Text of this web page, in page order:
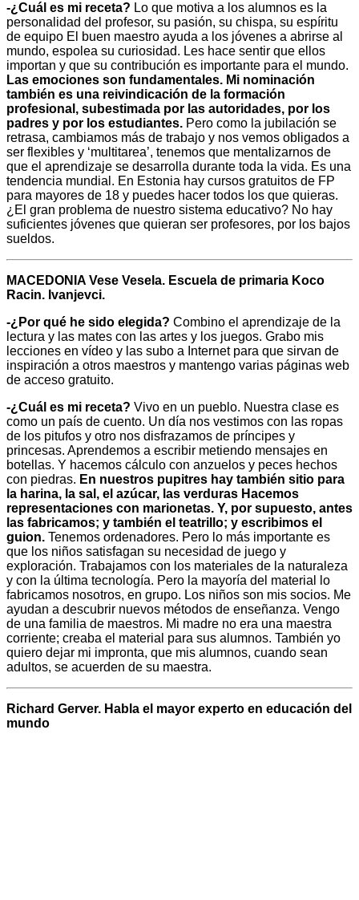
-¿Cuál es mi receta? Lo que motiva a los alumnos es la
personalidad del profesor, su pasión, su chispa, su espíritu
de equipo El buen maestro ayuda a los jóvenes a abrirse al
mundo, espolea su curiosidad. Les hace sentir que ellos
importan y que su contribución es importante para el mundo.
Las emociones son fundamentales. Mi nominación
también es una reivindicación de la formación
profesional, subestimada por las autoridades, por los
padres y por los estudiantes. Pero como la jubilación se
retrasa, cambiamos más de trabajo y nos vemos obligados a
ser flexibles y ‘multitarea’, tenemos que mentalizarnos de
que el aprendizaje se desarrolla durante toda la vida. Es una
tendencia mundial. En Estonia hay cursos gratuitos de FP
para mayores de 18 y puedes hacer todos los que quieras.
¿El gran problema de nuestro sistema educativo? No hay
suficientes jóvenes que quieran ser profesores, por los bajos
sueldos.
MACEDONIA Vese Vesela. Escuela de primaria Koco
Racin. Ivanjevci.
-¿Por qué he sido elegida? Combino el aprendizaje de la
lectura y las mates con las artes y los juegos. Grabo mis
lecciones en vídeo y las subo a Internet para que sirvan de
inspiración a otros maestros y mantengo varias páginas web
de acceso gratuito.
-¿Cuál es mi receta? Vivo en un pueblo. Nuestra clase es
como un país de cuento. Un día nos vestimos con las ropas
de los pitufos y otro nos disfrazamos de príncipes y
princesas. Aprendemos a escribir metiendo mensajes en
botellas. Y hacemos cálculo con anzuelos y peces hechos
con piedras. En nuestros pupitres hay también sitio para
la harina, la sal, el azúcar, las verduras Hacemos
representaciones con marionetas. Y, por supuesto, antes
las fabricamos; y también el teatrillo; y escribimos el
guion. Tenemos ordenadores. Pero lo más importante es
que los niños satisfagan su necesidad de juego y
exploración. Trabajamos con los materiales de la naturaleza
y con la última tecnología. Pero la mayoría del material lo
fabricamos nosotros, en grupo. Los niños son mis socios. Me
ayudan a descubrir nuevos métodos de enseñanza. Vengo
de una familia de maestros. Mi madre no era una maestra
corriente; creaba el material para sus alumnos. También yo
quiero dejar mi impronta, que mis alumnos, cuando sean
adultos, se acuerden de su maestra.
Richard Gerver. Habla el mayor experto en educación del
mundo